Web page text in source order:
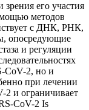
его участия
методов
с ДНК, РНК,
опосредующие
и регуляции
CoV-2, но и
при лечении
2 и ограничивает
CoV-2 Is